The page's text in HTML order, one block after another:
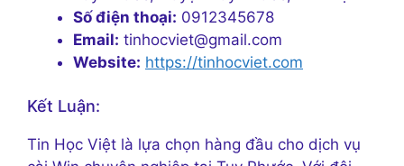
Số điện thoại: 0912345678
Email: tinhocviet@gmail.com
Website: https://tinhocviet.com
Kết Luận:
Tin Học Việt là lựa chọn hàng đầu cho dịch vụ